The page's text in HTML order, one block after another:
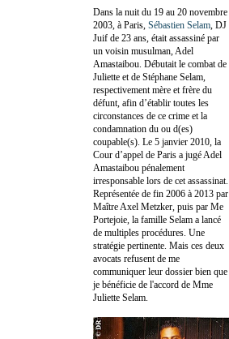
Dans la nuit du 19 au 20 novembre
2003, à Paris, Sébastien Selam , DJ
Juif de 23 ans, était assassiné par
un voisin musulman, Adel
Amastaibou. Débutait le combat de
Juliette et de Stéphane Selam,
respectivement mère et frère du
défunt, afin d’établir toutes les
circonstances de ce crime et la
condamnation du ou d(es)
coupable(s). Le 5 janvier 2010, la
Cour d’appel de Paris a jugé Adel
Amastaibou pénalement
irresponsable lors de cet assassinat.
Représentée de fin 2006 à 2013 par
Maître Axel Metzker, puis par Me
Portejoie, la famille Selam a lancé
de multiples procédures. Une
stratégie pertinente. Mais ces deux
avocats refusent de me
communiquer leur dossier bien que
je bénéficie de l'accord de Mme
Juliette Selam.